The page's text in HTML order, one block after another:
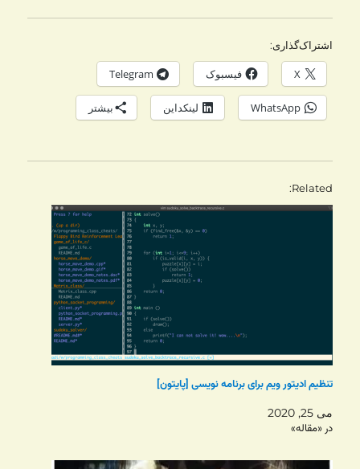
اشتراک‌گذاری:
X فیسبوک Telegram
WhatsApp لینکداین بیشتر
Related
تنظیم ادیتور ویم برای برنامه نویسی [پایتون]
می 25, 2020
در «مقاله»